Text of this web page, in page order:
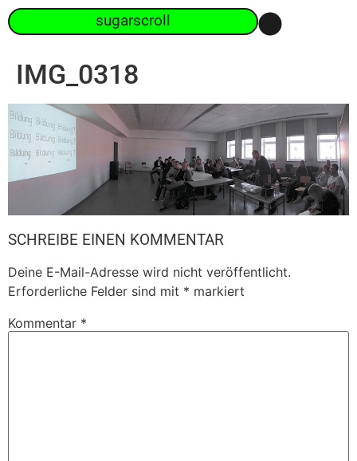
sugarscroll
IMG_0318
SCHREIBE EINEN KOMMENTAR
Deine E-Mail-Adresse wird nicht veröffentlicht.
Erforderliche Felder sind mit * markiert
Kommentar *